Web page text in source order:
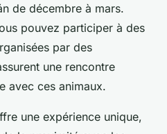
de décembre à mars.
pouvez participer à des
par des
une rencontre
avec ces animaux.
une expérience unique,